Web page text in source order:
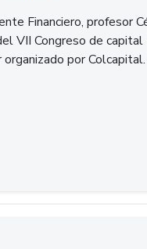
Financiero, profesor
VII Congreso de capital
por